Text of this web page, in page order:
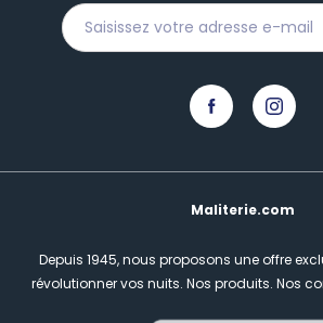
Maliterie.com
Depuis 1945, nous proposons une offre
révolutionner vos nuits. Nos produits. Nos